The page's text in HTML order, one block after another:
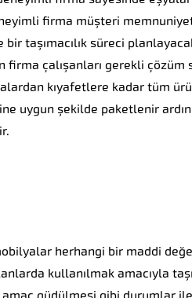
firma müşteri
taşımacılık süreci
firma çalışanları gerekli çözüm
kıyafetlere kadar tüm
uygun şekilde paketlenir
herhangi bir maddi
kullanılmak amacıyla